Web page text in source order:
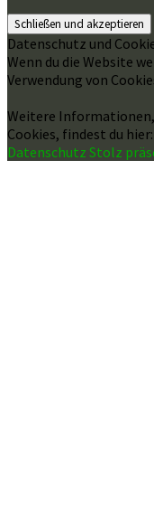
Datenschutz und
Wenn du die Website
Verwendung von
Weitere
Cookies, findest du hier:
Datenschutz Stolz